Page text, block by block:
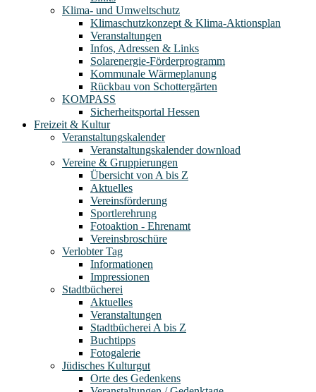
Klima- und Umweltschutz
Klimaschutzkonzept & Klima-Aktionsplan
Veranstaltungen
Infos, Adressen & Links
Solarenergie-Förderprogramm
Kommunale Wärmeplanung
Rückbau von Schottergärten
KOMPASS
Sicherheitsportal Hessen
Freizeit & Kultur
Veranstaltungskalender
Veranstaltungskalender download
Vereine & Gruppierungen
Übersicht von A bis Z
Aktuelles
Vereinsförderung
Sportlerehrung
Fotoaktion - Ehrenamt
Vereinsbroschüre
Verlobter Tag
Informationen
Impressionen
Stadtbücherei
Aktuelles
Veranstaltungen
Stadtbücherei A bis Z
Buchtipps
Fotogalerie
Jüdisches Kulturgut
Orte des Gedenkens